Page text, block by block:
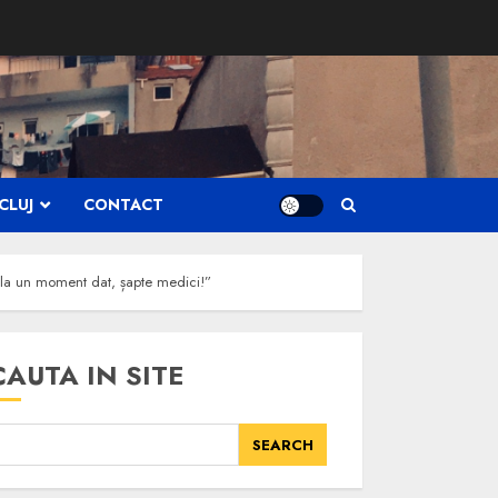
CONTACT
un moment dat, șapte medici!”
IN SITE
SEARCH